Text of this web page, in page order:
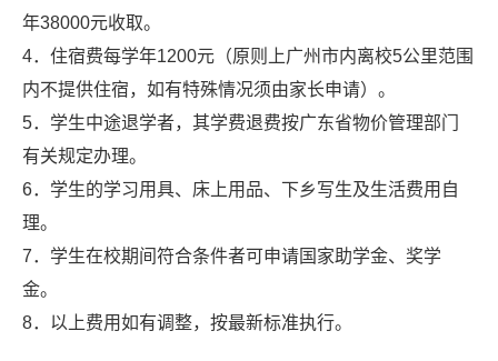
年38000元收取。
4．住宿费每学年1200元（原则上广州市内离校5公里范围
内不提供住宿，如有特殊情况须由家长申请）。
5．学生中途退学者，其学费退费按广东省物价管理部门
有关规定办理。
6．学生的学习用具、床上用品、下乡写生及生活费用自
理。
7．学生在校期间符合条件者可申请国家助学金、奖学
金。
8．以上费用如有调整，按最新标准执行。